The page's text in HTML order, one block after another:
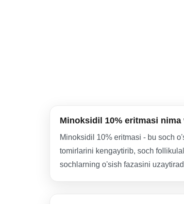
Minoksidil 10% eritmasi
Minoksidil 10% eritmasi - bu soch
tomirlarini kengaytirib, soch
sochlarning o'sish fazasini